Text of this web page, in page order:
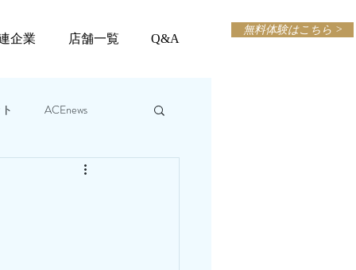
企業 店舗一覧 Q&A
無料体験はこちら >
ACEnews